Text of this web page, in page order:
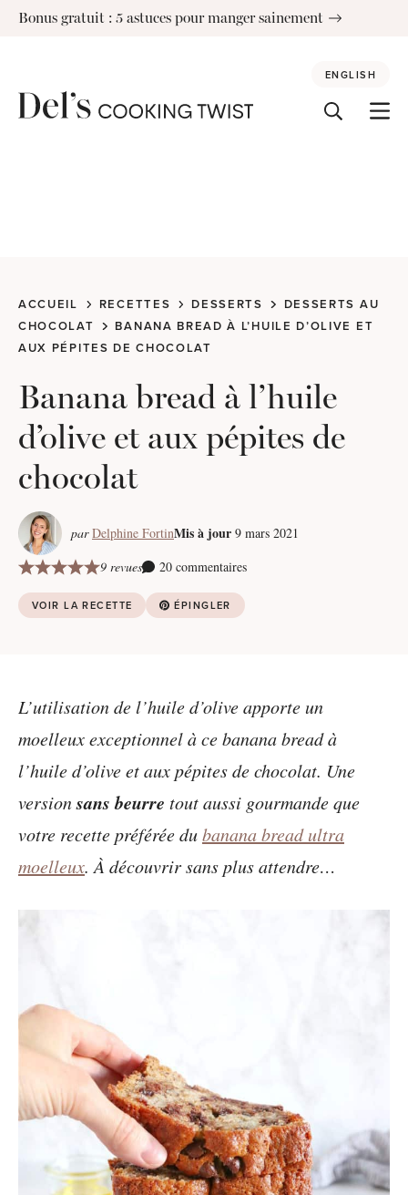
SkipBonus gratuit : 5 astuces pour manger sainement
ENGLISH
ACCUEIL RECETTES DESSERTS
DESSERTS AU
CHOCOLAT
BANANA BREAD À L’HUILE D’OLIVE ET
AUX PÉPITES DE CHOCOLAT
Banana bread à l’huile
d’olive et aux pépites de
chocolat
par Delphine FortinMis à jour 9 mars 2021
9 revues
20 commentaires
VOIR LA RECETTE ÉPINGLER
L’utilisation de l’huile d’olive apporte un
moelleux exceptionnel à ce banana bread à
l’huile d’olive et aux pépites de chocolat. Une
versionsans beurre tout aussi gourmande que
votre recette préférée dubanana bread ultra
moelleux. À découvrir sans plus attendre…